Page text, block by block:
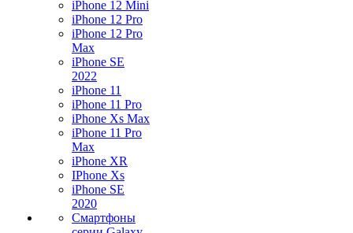
iPhone 12 Mini
iPhone 12 Pro
iPhone 12 Pro
Max
iPhone SE
2022
iPhone 11
iPhone 11 Pro
iPhone Xs Max
iPhone 11 Pro
Max
iPhone XR
IPhone Xs
iPhone SE
2020
Смартфоны